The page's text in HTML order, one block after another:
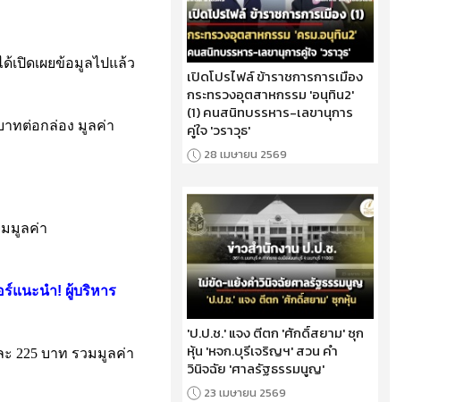
เปิดเผยข้อมูลไปแล้ว
าทต่อกล่อง มูลค่า
มมูลค่า
แนะนำ! ผู้บริหาร
225 บาท รวมมูลค่า
เปิดโปรไฟล์ ข้าราชการการเมือง
กระทรวงอุตสาหกรรม 'อนุทิน2'
(1) คนสนิทบรรหาร-เลขานุการ
คู่ใจ 'วราวุธ'
28 เมษายน 2569
'ป.ป.ช.' แจง ตีตก 'ศักดิ์สยาม' ซุก
หุ้น 'หจก.บุรีเจริญฯ' สวน คำ
วินิจฉัย 'ศาลรัฐธรรมนูญ'
23 เมษายน 2569